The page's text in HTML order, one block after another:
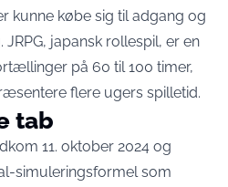
kunne købe sig til adgang og
japansk rollespil, er en
på 60 til 100 timer,
flere ugers spilletid.
tab
11. oktober 2024 og
simuleringsformel som